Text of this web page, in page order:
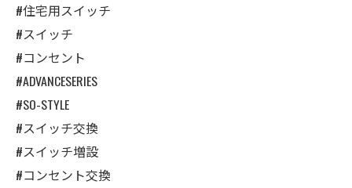
#住宅用スイッチ
#スイッチ
#コンセント
#ADVANCESERIES
#SO-STYLE
#スイッチ交換
#スイッチ増設
#コンセント交換